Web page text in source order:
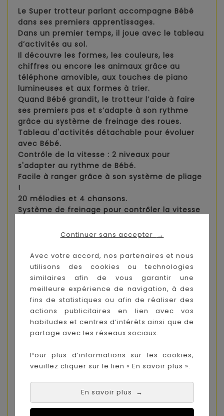
Continuer sans accepter →
Avec votre accord, nos partenaires et nous
utilisons des cookies ou technologies
similaires afin de vous garantir une
meilleure expérience de navigation, à des
fins de statistiques ou afin de réaliser des
actions publicitaires en lien avec vos
habitudes et centres d’intérêts ainsi que de
partage avec les réseaux sociaux.
Pour plus d’informations sur les cookies,
veuillez cliquer sur le lien « En savoir plus ».
En savoir plus →
Le Super trotteur parlant accompagne Bébé
dans ses premiers apprentissages.
Dans un premier temps, il joue avec le tableau
d’activités au sol.
Il découvre les formes, les couleurs, les
chiffres ou encore les animaux grâce au
téléphone amovible, aux touches de piano
lumineuses et aux formes à trier.
Quand Bébé grandit, le trotteur l’aide à faire
ses premiers pas et s’adapte à son rythme
grâce au système de freinage des roues.
Tableau d'activités détachable pour évoluer
avec Bébé.
Contrôle de la vitesse : 2 niveaux pour
s'adapter au rythme de Bébé.
Facile à ranger grâce à son système de pliage
!
20 mélodies et 4 chansons.
Système de freinage pour contrôler la vitesse
premiers pas.
Découverte et exploration
• Une variété d’activités et de manipulations
pour inciter Bébé à l’exploration.
• Des phrases et des sons amusants, de jolies
chansons et de nombreuses mélodies pour
développer la curiosité et l’imaginaire de Bébé.
• Le trotteur encourage Bébé à faire ses
premiers pas.
manipuler développent la motricité fine de
Bébé.